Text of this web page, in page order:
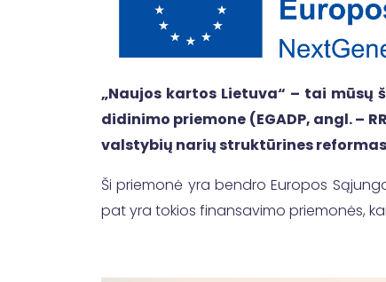
„Naujos kartos Lietuva“ – tai
didinimo priemone (EGADP, angl. –
valstybių narių struktūrines
Ši priemonė yra bendro Europos
pat yra tokios finansavimo priemonės,